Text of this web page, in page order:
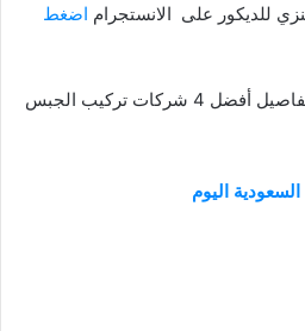
للديكور على الانستجرام اضغط
ونكون قد انتهينا من عرض تفاصيل أفضل 4 شركات تركيب الجبس
اليوم